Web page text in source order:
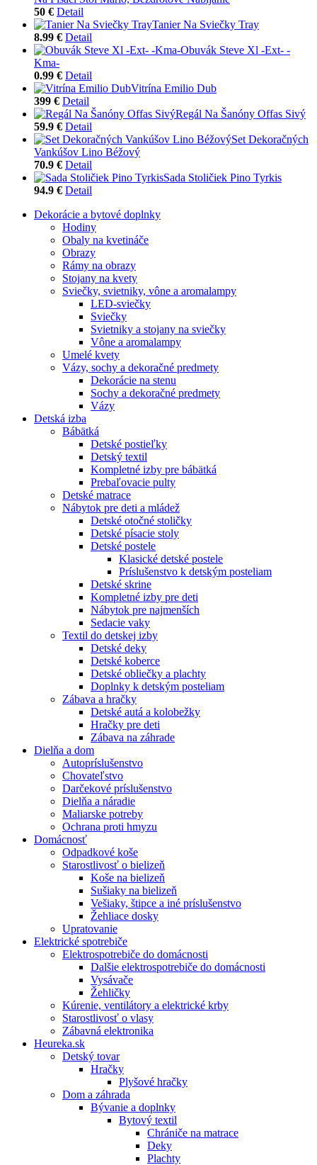
50 € Detail
Tanier Na Sviečky Tray
8.99 € Detail
Obuvák Steve Xl -Ext- -
Kma-
0.99 € Detail
Vitrína Emilio Dub
399 € Detail
Regál Na Šanóny Offas Sivý
59.9 € Detail
Set Dekoračných
Vankúšov Lino Béžový
70.9 € Detail
Sada Stoličiek Pino Tyrkis
94.9 € Detail
Dekorácie a bytové doplnky
Hodiny
Obaly na kvetináče
Obrazy
Rámy na obrazy
Stojany na kvety
Sviečky, svietniky, vône a aromalampy
LED-sviečky
Sviečky
Svietniky a stojany na sviečky
Vône a aromalampy
Umelé kvety
Vázy, sochy a dekoračné predmety
Dekorácie na stenu
Sochy a dekoračné predmety
Vázy
Detská izba
Bábätká
Detské postieľky
Detský textil
Kompletné izby pre bábätká
Prebaľovacie pulty
Detské matrace
Nábytok pre deti a mládež
Detské otočné stoličky
Detské písacie stoly
Detské postele
Klasické detské postele
Príslušenstvo k detským posteliam
Detské skrine
Kompletné izby pre deti
Nábytok pre najmenších
Sedacie vaky
Textil do detskej izby
Detské deky
Detské koberce
Detské obliečky a plachty
Doplnky k detským posteliam
Zábava a hračky
Detské autá a kolobežky
Hračky pre deti
Zábava na záhrade
Dielňa a dom
Autopríslušenstvo
Chovateľstvo
Darčekové príslušenstvo
Dielňa a náradie
Maliarske potreby
Ochrana proti hmyzu
Domácnosť
Odpadkové koše
Starostlivosť o bielizeň
Koše na bielizeň
Sušiaky na bielizeň
Vešiaky, štipce a iné príslušenstvo
Žehliace dosky
Upratovanie
Elektrické spotrebiče
Elektrospotrebiče do domácnosti
Dalšie elektrospotrebiče do domácnosti
Vysávače
Žehličky
Kúrenie, ventilátory a elektrické krby
Starostlivosť o vlasy
Zábavná elektronika
Heureka.sk
Detský tovar
Hračky
Plyšové hračky
Dom a záhrada
Bývanie a doplnky
Bytový textil
Chrániče na matrace
Deky
Plachty